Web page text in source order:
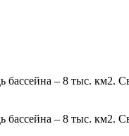
– 8 тыс. км2.
– 8 тыс. км2.